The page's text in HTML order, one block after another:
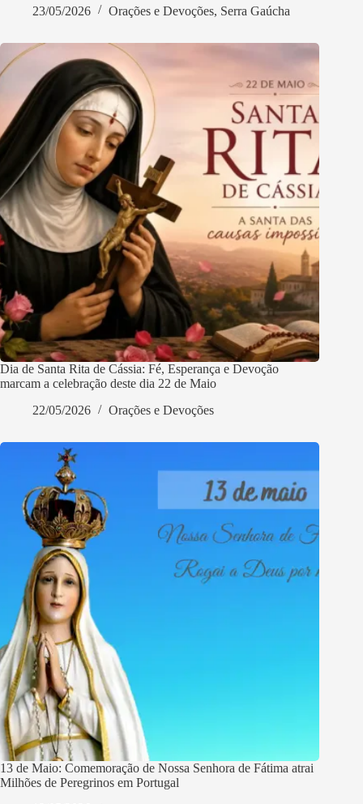
23/05/2026 Orações e Devoções, Serra Gaúcha
Dia de Santa Rita de Cássia: Fé, Esperança e Devoção
marcam a celebração deste dia 22 de Maio
22/05/2026
Orações e Devoções
13 de Maio: Comemoração de Nossa Senhora de Fátima atrai
Milhões de Peregrinos em Portugal